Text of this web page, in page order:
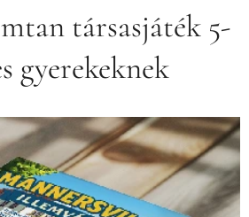
társasjáték 5-
gyerekeknek